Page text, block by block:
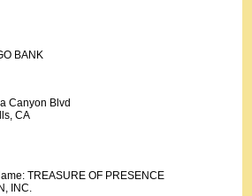
BANK
Canyon Blvd
CA
TREASURE OF PRESENCE
INC.